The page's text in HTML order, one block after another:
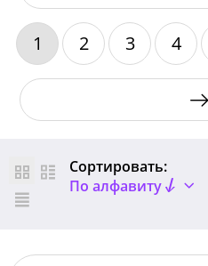
1 2 3 4
Сортировать:
По алфавиту